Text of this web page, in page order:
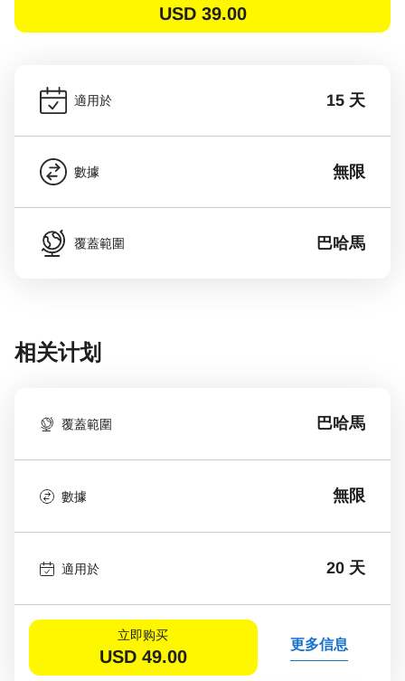
USD 39.00
適用於 15 天
數據 無限
覆蓋範圍 巴哈馬
相关计划
覆蓋範圍 巴哈馬
數據 無限
適用於 20 天
立即购买
USD 49.00
更多信息